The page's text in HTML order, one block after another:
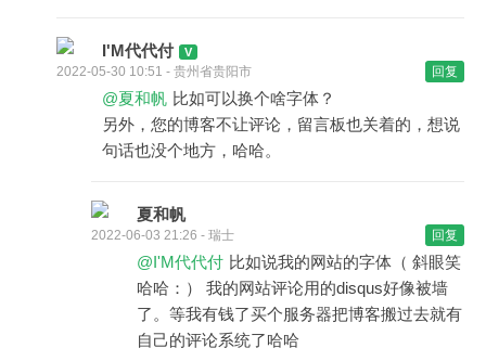
I'M代代付
2022-05-30 10:51 - 贵州省贵阳市 回复
@夏和帆 比如可以换个啥字体？
另外，您的博客不让评论，留言板也关着的，想说
句话也没个地方，哈哈。
夏和帆
2022-06-03 21:26 - 瑞士 回复
@I'M代代付 比如说我的网站的字体（ 斜眼笑
哈哈：） 我的网站评论用的disqus好像被墙
了。等我有钱了买个服务器把博客搬过去就有
自己的评论系统了哈哈